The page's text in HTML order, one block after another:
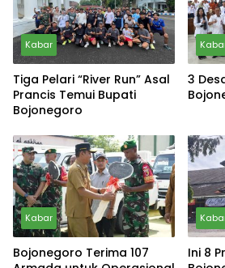
Kabar
Tiga Pelari “River Run” Asal
Prancis Temui Bupati
Bojonegoro
3
Kabar
Bojonegoro Terima 107
Ini 8